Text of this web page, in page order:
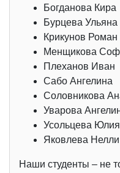
Богданова Кира
Бурцева Ульяна
Крикунов Роман
Менщикова
Плеханов Иван
Сабо Ангелина
Соловникова
Уварова
Усольцева Юлия
Яковлева Нелли
Наши студенты – не